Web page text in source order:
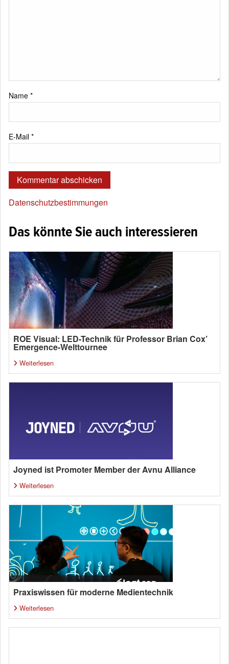
Name *
E-Mail *
Datenschutzbestimmungen
Das könnte Sie auch interessieren
ROE Visual: LED-Technik für Professor Brian Cox’
Emergence-Welttournee
Weiterlesen
Joyned ist Promoter Member der Avnu Alliance
Weiterlesen
Praxiswissen für moderne Medientechnik
Weiterlesen